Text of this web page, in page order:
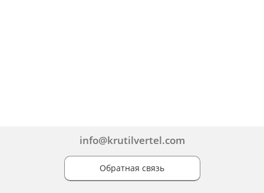
info@krutilvertel.com
Обратная связь